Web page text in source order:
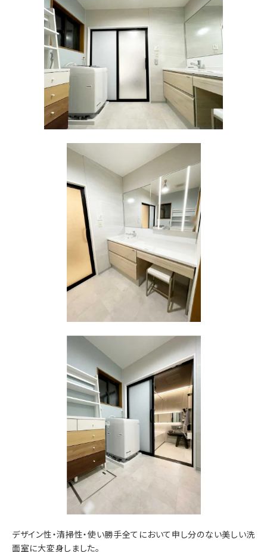
デザイン性・清掃性・使い勝手全てにおいて申し分のない美しい洗
面室に大変身しました。